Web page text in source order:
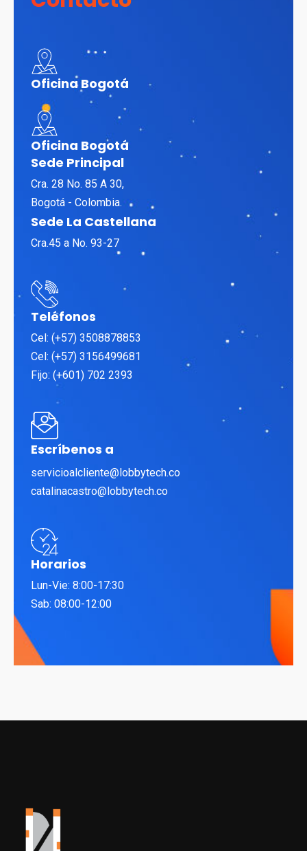
Oficina Bogotá
Oficina Bogotá
Sede Principal
Cra. 28 No. 85 A 30,
Bogotá - Colombia.
Sede La Castellana
Cra.45 a No. 93-27
Teléfonos
Cel: (+57) 3508878853
Cel: (+57) 3156499681
Fijo: (+601) 702 2393
Escríbenos a
servicioalcliente@lobbytech.co
catalinacastro@lobbytech.co
Horarios
Lun-Vie: 8:00-17:30
Sab: 08:00-12:00